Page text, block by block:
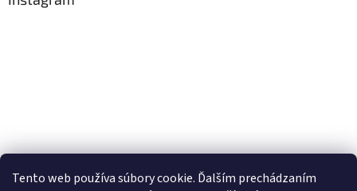
Tento web používa súbory cookie. Ďalším prechádzaním